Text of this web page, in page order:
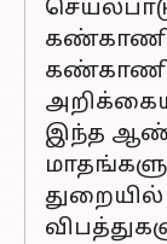
இந்த